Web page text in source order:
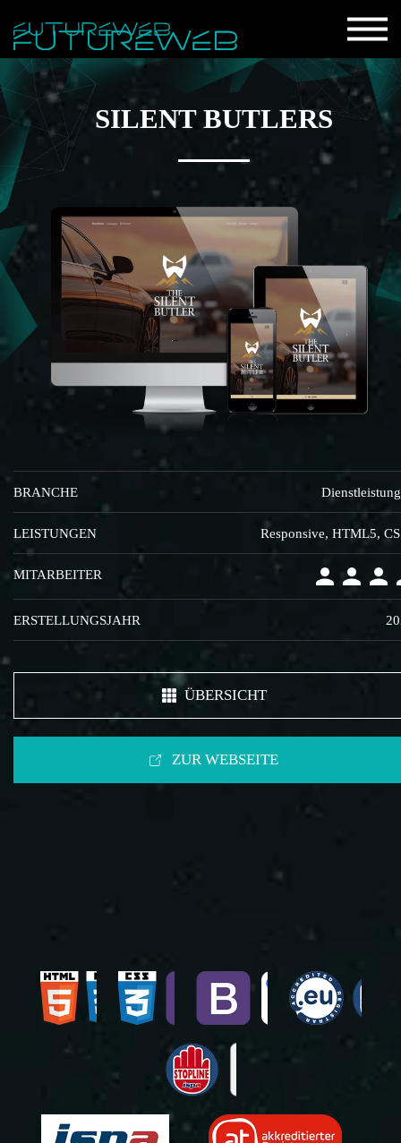
SILENT BUTLERS
BRANCHE
LEISTUNGEN Responsive, HTML5,
MITARBEITER
ERSTELLUNGSJAHR
ÜBERSICHT
ZUR WEBSEITE